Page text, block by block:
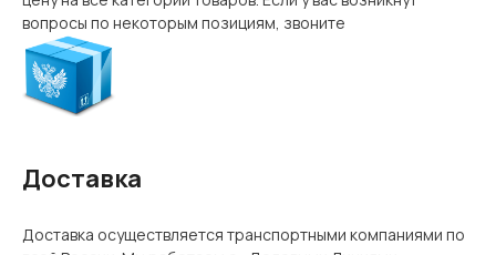
вопросы по некоторым позициям, звоните
Доставка
Доставка осуществляется транспортными компаниями по